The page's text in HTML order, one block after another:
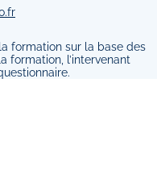
formation sur la base des
formation, l’intervenant